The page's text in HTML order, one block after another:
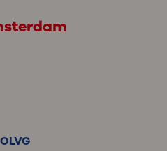
geweest.
jaar niet bij
van uw huisarts
uw
niet, en krijgt u